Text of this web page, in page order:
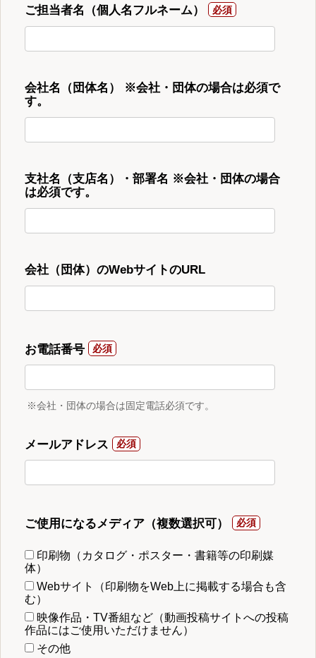
ご担当者名（個人名フルネーム）
会社名（団体名） ※会社・団体の場合は必須で
す。
支社名（支店名）・部署名 ※会社・団体の場合
は必須です。
会社（団体）のWebサイトのURL
お電話番号
※会社・団体の場合は固定電話必須です。
メールアドレス
ご使用になるメディア（複数選択可）
印刷物（カタログ・ポスター・書籍等の印刷媒
体）
Webサイト（印刷物をWeb上に掲載する場合も含
む）
映像作品・TV番組など（動画投稿サイトへの投稿
作品にはご使用いただけません）
その他